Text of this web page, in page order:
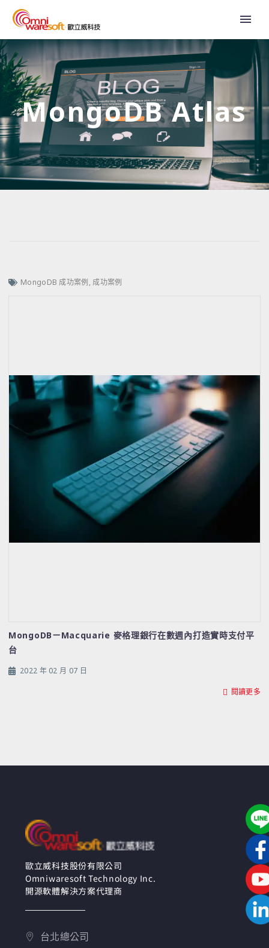
MongoDB Atlas
MongoDB 成功案例, 成功案例
MongoDBㄧMacquarie 麥格理銀行在數週內打造實時支付平
台
2022 年 02 月 07 日
閱讀更多
歐立威科技股份有限公司
Omniwaresoft Technology Inc.
開源軟體解決方案代理商
台北總公司